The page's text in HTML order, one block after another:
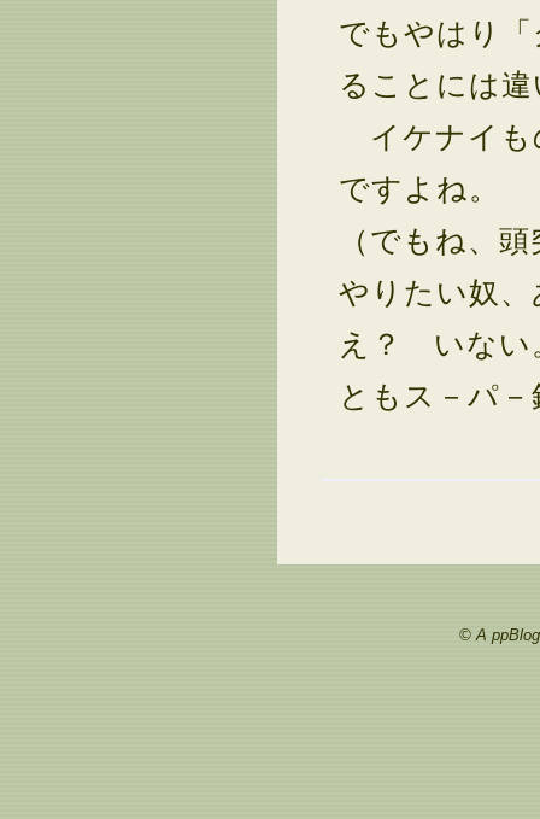
でもやはり
ることには
イケナイも
ですよね。
（でもね、
やりたい奴
え？ いない
ともス－パ
© A